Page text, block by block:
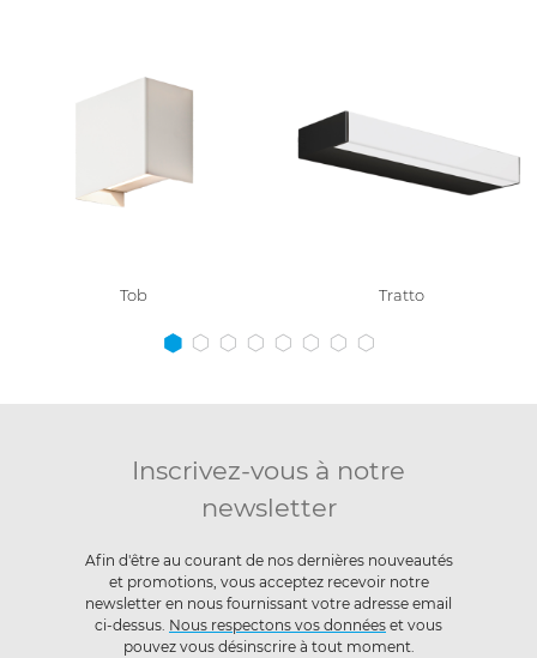
Tob Tratto
Inscrivez-vous à notre
newsletter
Afin d'être au courant de nos dernières nouveautés
et promotions, vous acceptez recevoir notre
newsletter en nous fournissant votre adresse email
ci-dessus. Nous respectons vos données et vous
pouvez vous désinscrire à tout moment.